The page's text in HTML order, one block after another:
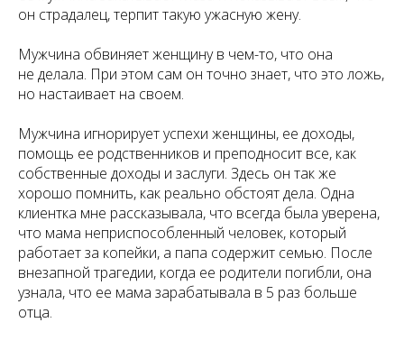
он страдалец, терпит такую ужасную жену.
Мужчина обвиняет женщину в чем-то, что она
не делала. При этом сам он точно знает, что это ложь,
но настаивает на своем.
Мужчина игнорирует успехи женщины, ее доходы,
помощь ее родственников и преподносит все, как
собственные доходы и заслуги. Здесь он так же
хорошо помнить, как реально обстоят дела. Одна
клиентка мне рассказывала, что всегда была уверена,
что мама неприспособленный человек, который
работает за копейки, а папа содержит семью. После
внезапной трагедии, когда ее родители погибли, она
узнала, что ее мама зарабатывала в 5 раз больше
отца.